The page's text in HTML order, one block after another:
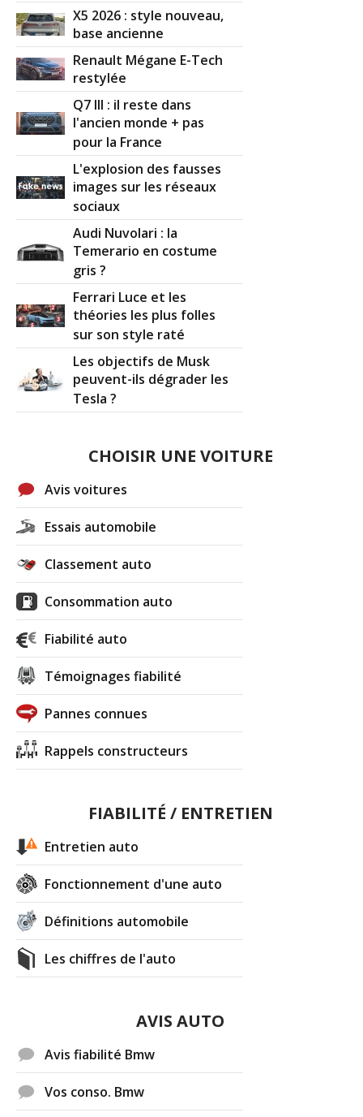
X5 2026 : style nouveau,
base ancienne
Renault Mégane E-Tech
restylée
Q7 III : il reste dans
l'ancien monde + pas
pour la France
L'explosion des fausses
images sur les réseaux
sociaux
Audi Nuvolari : la
Temerario en costume
gris ?
Ferrari Luce et les
théories les plus folles
sur son style raté
Les objectifs de Musk
peuvent-ils dégrader les
Tesla ?
CHOISIR UNE VOITURE
Avis voitures
Essais automobile
Classement auto
Consommation auto
Fiabilité auto
Témoignages fiabilité
Pannes connues
Rappels constructeurs
FIABILITÉ / ENTRETIEN
Entretien auto
Fonctionnement d'une auto
Définitions automobile
Les chiffres de l'auto
AVIS AUTO
Avis fiabilité Bmw
Vos conso. Bmw